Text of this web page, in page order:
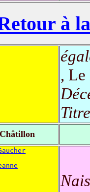
à
, Le